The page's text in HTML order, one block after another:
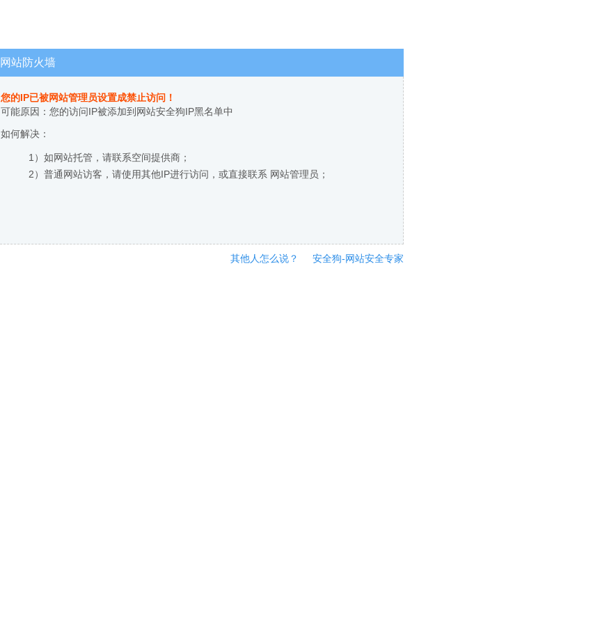
网站防火墙
您的IP已被网站管理员设置成禁止访问！
可能原因：您的访问IP被添加到网站安全狗IP黑名单中
如何解决：
1）如网站托管，请联系空间提供商；
2）普通网站访客，请使用其他IP进行访问，或直接联系 网站管理员；
其他人怎么说？ 安全狗-网站安全专家